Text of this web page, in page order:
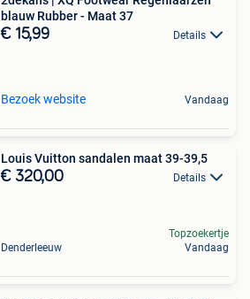
blauw Rubber - Maat 37
€ 15,99 Details
Bezoek website Vandaag
Louis Vuitton sandalen maat 39-39,5
€ 320,00 Details
Denderleeuw
Topzoekertje
Vandaag